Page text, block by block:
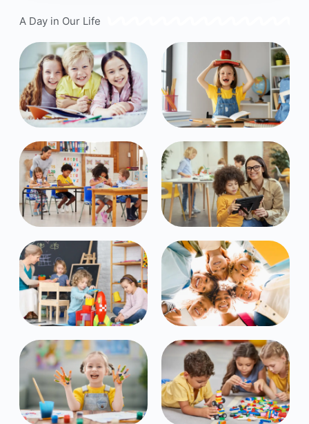
A Day in Our Life